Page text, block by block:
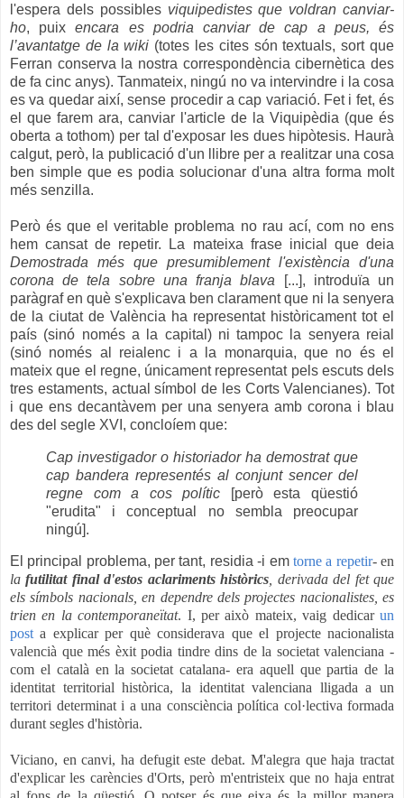
l'espera dels possibles viquipedistes que voldran canviar-
ho, puixencara es podria canviar de cap a peus, és
l’avantatge de la wiki (totes les cites són textuals, sort que
Ferran conserva la nostra correspondència cibernètica des
de fa cinc anys). Tanmateix, ningú no va intervindre i la cosa
es va quedar així, sense procedir a cap variació. Fet i fet, és
el que farem ara, canviar l'article de la Viquipèdia (que és
oberta a tothom) per tal d'exposar les dues hipòtesis. Haurà
calgut, però, la publicació d'un llibre per a realitzar una cosa
ben simple que es podia solucionar d'una altra forma molt
més senzilla.
Però és que el veritable problema no rau ací, com no ens
hem cansat de repetir. La mateixa frase inicial que deia
Demostrada més que presumiblement l'existència d'una
corona de tela sobre una franja blava [...], introduïa un
paràgraf en què s'explicava ben clarament que ni la senyera
de la ciutat de València ha representat històricament tot el
país (sinó només a la capital) ni tampoc la senyera reial
(sinó només al reialenc i a la monarquia, que no és el
mateix que el regne, únicament representat pels escuts dels
tres estaments, actual símbol de les Corts Valencianes). Tot
i que ens decantàvem per una senyera amb corona i blau
des del segle XVI, concloíem que:
Cap investigador o historiador ha demostrat que
cap bandera representés al conjunt sencer del
regne com a cos polític [però esta qüestió
"erudita" i conceptual no sembla preocupar
ningú].
El principal problema, per tant, residia -i em torne a repetir- en
lafutilitat final d'estos aclariments històrics, derivada del fet que
els símbols nacionals, en dependre dels projectes nacionalistes, es
trien en la contemporaneïtat. I, per això mateix, vaig dedicarun
posta explicar per què considerava que el projecte nacionalista
valencià que més èxit podia tindre dins de la societat valenciana -
com el català en la societat catalana- era aquell que partia de la
identitat territorial històrica, la identitat valenciana lligada a un
territori determinat i a una consciència política col·lectiva formada
durant segles d'història.
Viciano, en canvi, ha defugit este debat. M'alegra que haja tractat
d'explicar les carències d'Orts, però m'entristeix que no haja entrat